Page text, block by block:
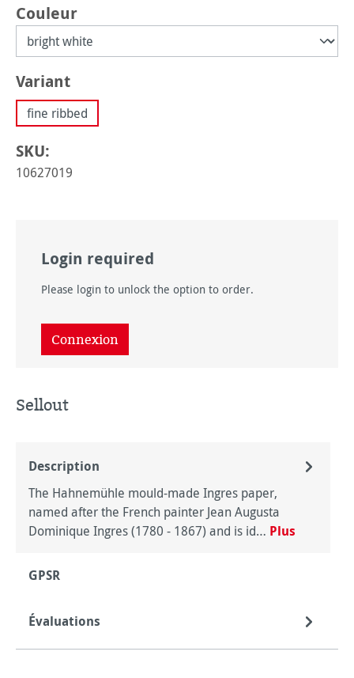
Sélectionnez
Couleur
Sélectionnez
Variant
fine ribbed
SKU:
10627019
Login required
Please login to unlock the option to order.
Connexion
Sellout
Description
The Hahnemühle mould-made Ingres paper,
named after the French painter Jean Augusta
Dominique Ingres (1780 - 1867) and is id… Plus
GPSR
Évaluations